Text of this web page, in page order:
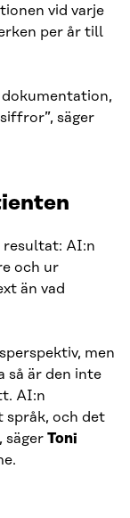
vid varje
per år till
dokumentation,
säger
resultat: AI:n
och ur
än vad
men
så är den inte
AI:n
språk, och det
säger Toni